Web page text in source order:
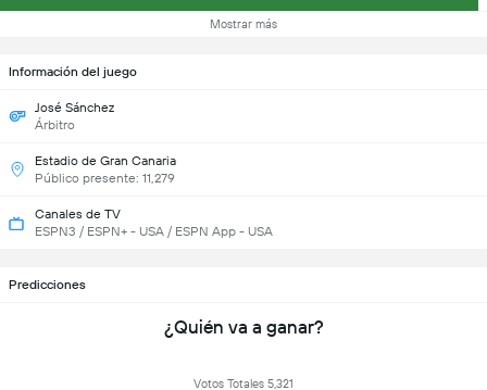
Mostrar más
Información del juego
José Sánchez
Árbitro
Estadio de Gran Canaria
Público presente: 11,279
Canales de TV
ESPN3 / ESPN+ - USA / ESPN App - USA
Predicciones
¿Quién va a ganar?
Votos Totales 5,321